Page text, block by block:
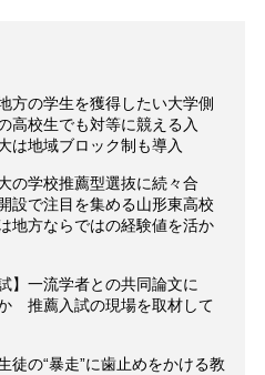
方の学生を獲得したい大学側
校生でも対等に競える入
は地域ブロック制も導入
の学校推薦型選抜に続々合
設で注目を集める山形東高校
方ならではの経験値を活か
】一流学者との共同論文に
推薦入試の現場を取材して
徒の“暴走”に歯止めをかける教